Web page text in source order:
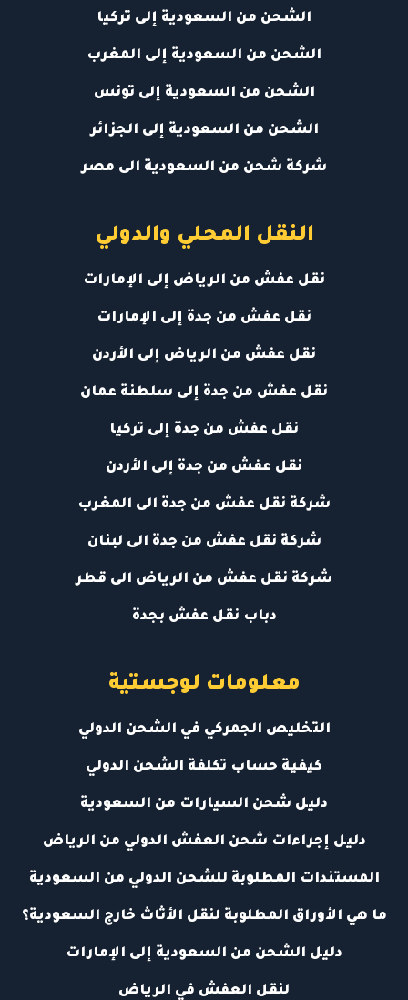
الشحن من السعودية إلى تركيا
الشحن من السعودية إلى المغرب
الشحن من السعودية إلى تونس
الشحن من السعودية إلى الجزائر
شركة شحن من السعودية الى مصر
النقل المحلي والدولي
نقل عفش من الرياض إلى الإمارات
نقل عفش من جدة إلى الإمارات
نقل عفش من الرياض إلى الأردن
نقل عفش من جدة إلى سلطنة عمان
نقل عفش من جدة إلى تركيا
نقل عفش من جدة إلى الأردن
شركة نقل عفش من جدة الى المغرب
شركة نقل عفش من جدة الى لبنان
شركة نقل عفش من الرياض الى قطر
دباب نقل عفش بجدة
معلومات لوجستية
التخليص الجمركي في الشحن الدولي
كيفية حساب تكلفة الشحن الدولي
دليل شحن السيارات من السعودية
دليل إجراءات شحن العفش الدولي من الرياض
المستندات المطلوبة للشحن الدولي من السعودية
ما هي الأوراق المطلوبة لنقل الأثاث خارج السعودية؟
دليل الشحن من السعودية إلى الإمارات
لنقل العفش في الرياض